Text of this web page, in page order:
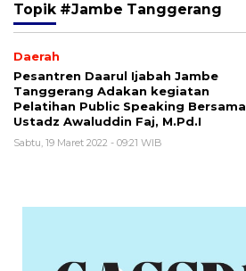
Topik #Jambe Tanggerang
Daerah
Pesantren Daarul Ijabah Jambe
Tanggerang Adakan kegiatan
Pelatihan Public Speaking Bersama
Ustadz Awaluddin Faj, M.Pd.I
Sabtu, 19 Maret 2022 - 09:21 WIB